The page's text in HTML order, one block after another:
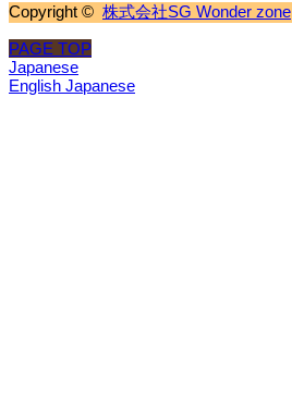
Copyright © 株式会社SG Wonder zone
PAGE TOP
Japanese
English Japanese